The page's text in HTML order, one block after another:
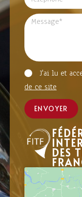
J'ai lu et
de ce site
ENVOYER
DES